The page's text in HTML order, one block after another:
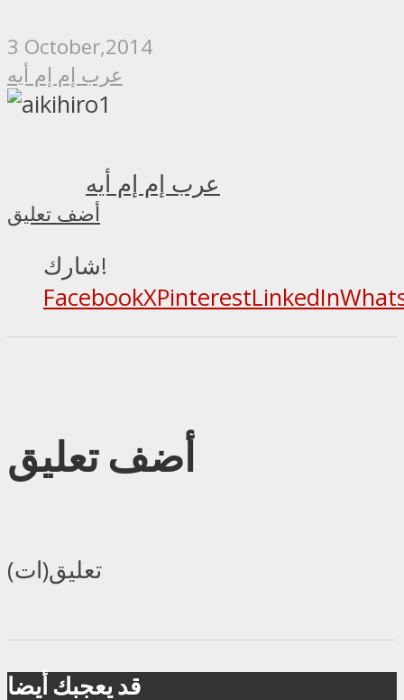
3 October,2014
عرب إم إم أيه
عرب إم إم أيه
أضف تعليق
شارك!
FacebookXPinterestLinkedIn
أضف تعليق
تعليق(ات)
قد يعجبك أيضا